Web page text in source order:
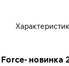
новинка